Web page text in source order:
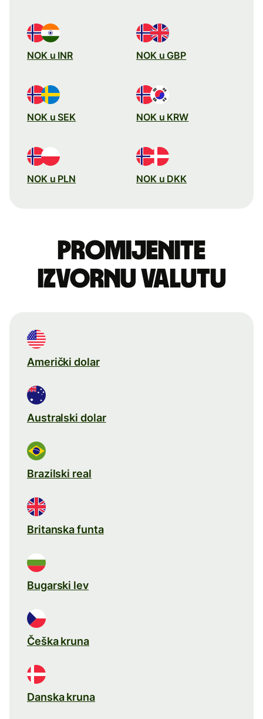
NOK u INR NOK u GBP
NOK u SEK NOK u KRW
NOK u PLN NOK u DKK
Promijenite
izvornu valutu
Američki dolar
Australski dolar
Brazilski real
Britanska funta
Bugarski lev
Češka kruna
Danska kruna